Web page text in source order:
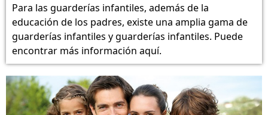
Para las guarderías infantiles, además de la
educación de los padres, existe una amplia gama de
guarderías infantiles y guarderías infantiles. Puede
encontrar más información aquí.